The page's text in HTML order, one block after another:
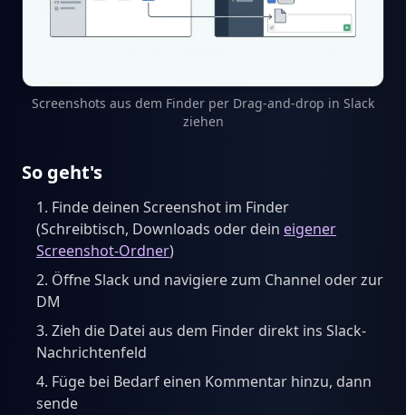
Screenshots aus dem Finder per Drag-and-drop in Slack
ziehen
So geht's
Finde deinen Screenshot im Finder
(Schreibtisch, Downloads oder dein eigener
Screenshot-Ordner)
Öffne Slack und navigiere zum Channel oder zur
DM
Zieh die Datei aus dem Finder direkt ins Slack-
Nachrichtenfeld
Füge bei Bedarf einen Kommentar hinzu, dann
sende